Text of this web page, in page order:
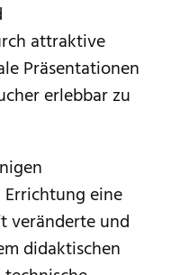
attraktive
Präsentationen
erlebbar zu
eine
veränderte und
didaktischen